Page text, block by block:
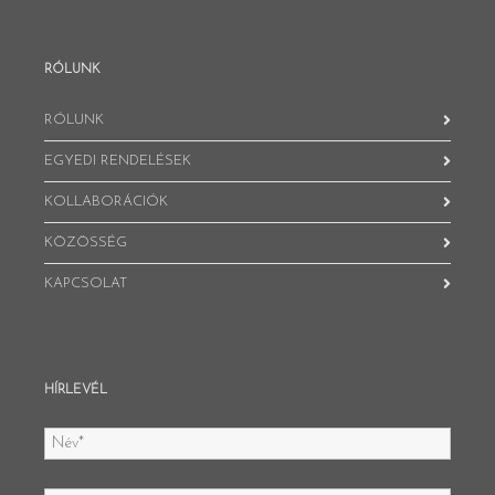
RÓLUNK
RÓLUNK
EGYEDI RENDELÉSEK
KOLLABORÁCIÓK
KÖZÖSSÉG
KAPCSOLAT
HÍRLEVÉL